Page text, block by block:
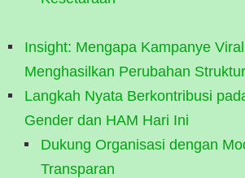
Insight: Mengapa Kampanye
Menghasilkan Perubahan
Langkah Nyata Berkontribusi
Gender dan HAM Hari Ini
Dukung Organisasi dengan
Transparan